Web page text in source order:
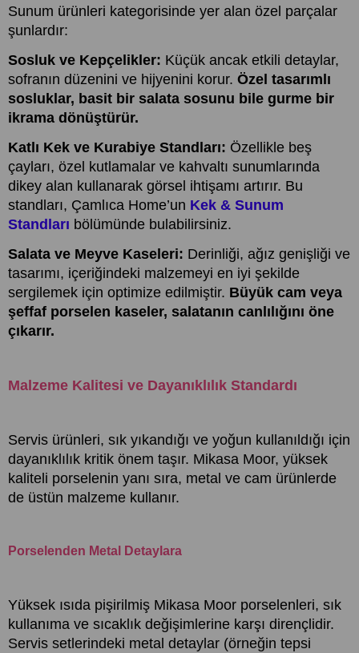
Sunum ürünleri kategorisinde yer alan özel parçalar
şunlardır:
Sosluk ve Kepçelikler: Küçük ancak etkili detaylar,
sofranın düzenini ve hijyenini korur. Özel tasarımlı
sosluklar, basit bir salata sosunu bile gurme bir
ikrama dönüştürür.
Katlı Kek ve Kurabiye Standları: Özellikle beş
çayları, özel kutlamalar ve kahvaltı sunumlarında
dikey alan kullanarak görsel ihtişamı artırır. Bu
standları, Çamlıca Home’un Kek & Sunum
Standları bölümünde bulabilirsiniz.
Salata ve Meyve Kaseleri: Derinliği, ağız genişliği ve
tasarımı, içeriğindeki malzemeyi en iyi şekilde
sergilemek için optimize edilmiştir. Büyük cam veya
şeffaf porselen kaseler, salatanın canlılığını öne
çıkarır.
Malzeme Kalitesi ve Dayanıklılık Standardı
Servis ürünleri, sık yıkandığı ve yoğun kullanıldığı için
dayanıklılık kritik önem taşır. Mikasa Moor, yüksek
kaliteli porselenin yanı sıra, metal ve cam ürünlerde
de üstün malzeme kullanır.
Porselenden Metal Detaylara
Yüksek ısıda pişirilmiş Mikasa Moor porselenleri, sık
kullanıma ve sıcaklık değişimlerine karşı dirençlidir.
Servis setlerindeki metal detaylar (örneğin tepsi